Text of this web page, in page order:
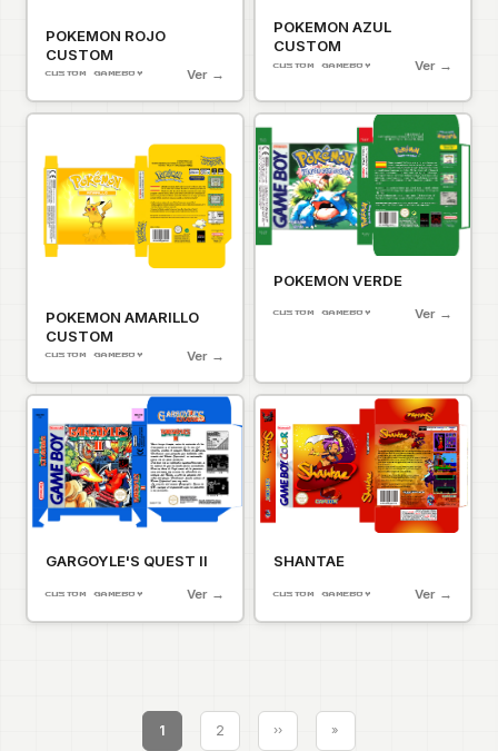
POKEMON ROJO
CUSTOM
CUSTOM GAMEBOY Ver →
POKEMON AZUL
CUSTOM
CUSTOM GAMEBOY Ver →
POKEMON AMARILLO
CUSTOM
CUSTOM GAMEBOY Ver →
POKEMON VERDE
CUSTOM GAMEBOY Ver →
GARGOYLE'S QUEST II
CUSTOM GAMEBOY Ver →
SHANTAE
CUSTOM GAMEBOY Ver →
Página
1
Página
2 ›› »